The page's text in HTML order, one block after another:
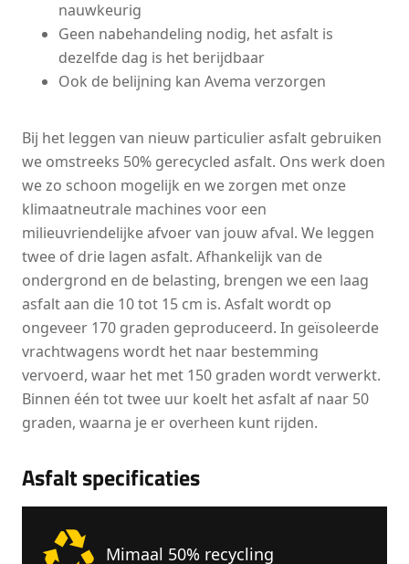
nauwkeurig
Geen nabehandeling nodig, het asfalt is
dezelfde dag is het berijdbaar
Ook de belijning kan Avema verzorgen
Bij het leggen van nieuw particulier asfalt gebruiken
we omstreeks 50% gerecycled asfalt. Ons werk doen
we zo schoon mogelijk en we zorgen met onze
klimaatneutrale machines voor een
milieuvriendelijke afvoer van jouw afval. We leggen
twee of drie lagen asfalt. Afhankelijk van de
ondergrond en de belasting, brengen we een laag
asfalt aan die 10 tot 15 cm is. Asfalt wordt op
ongeveer 170 graden geproduceerd. In geïsoleerde
vrachtwagens wordt het naar bestemming
vervoerd, waar het met 150 graden wordt verwerkt.
Binnen één tot twee uur koelt het asfalt af naar 50
graden, waarna je er overheen kunt rijden.
Asfalt specificaties
Mimaal 50% recycling